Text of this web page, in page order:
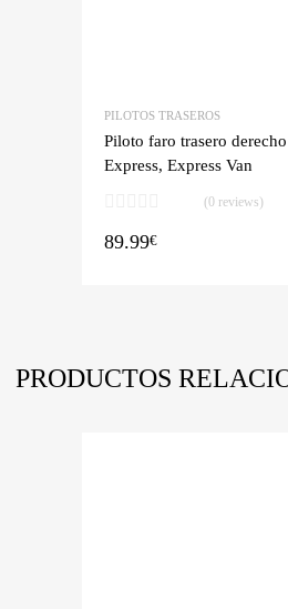
PILOTOS TRASEROS
Piloto faro trasero
Express, Express Van
(0 reviews)
89.99€
PRODUCTOS